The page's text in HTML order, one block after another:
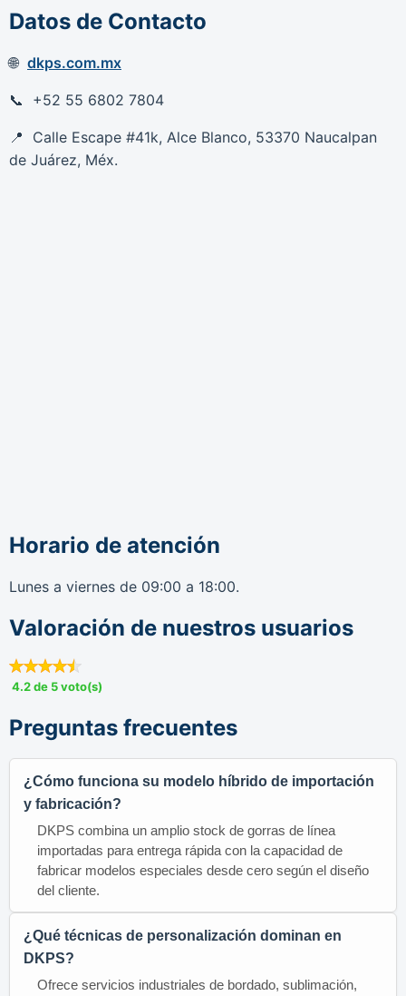
Datos de Contacto
dkps.com.mx
+52 55 6802 7804
Calle Escape #41k, Alce Blanco, 53370 Naucalpan
de Juárez, Méx.
Horario de atención
Lunes a viernes de 09:00 a 18:00.
Valoración de nuestros usuarios
4.2 de 5 voto(s)
Preguntas frecuentes
¿Cómo funciona su modelo híbrido de importación
y fabricación?
DKPS combina un amplio stock de gorras de línea
importadas para entrega rápida con la capacidad de
fabricar modelos especiales desde cero según el diseño
del cliente.
¿Qué técnicas de personalización dominan en
DKPS?
Ofrece servicios industriales de bordado, sublimación,